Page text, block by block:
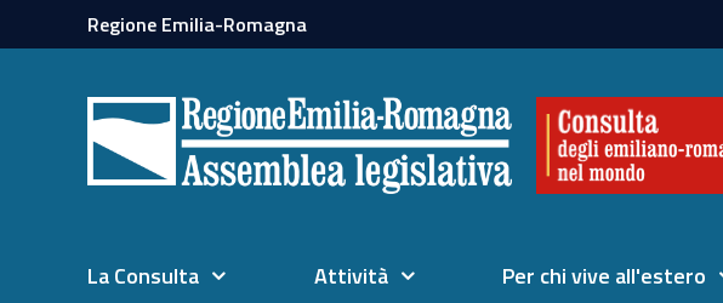
Regione Emilia-Romagna
La Consulta Attività Per chi vive all'estero